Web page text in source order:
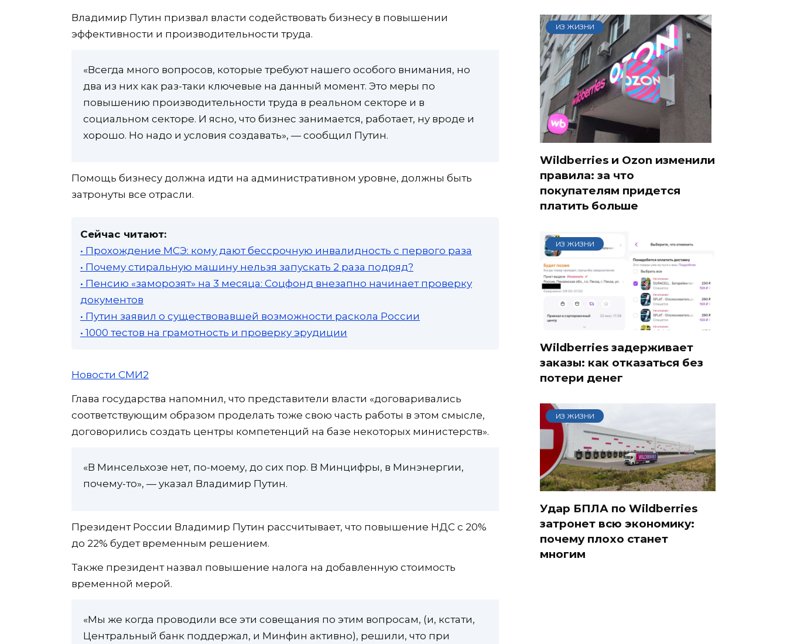
Владимир Путин призвал власти содействовать бизнесу в повышении
эффективности и производительности труда.
«Всегда много вопросов, которые требуют нашего особого внимания, но
два из них как раз-таки ключевые на данный момент. Это меры по
повышению производительности труда в реальном секторе и в
социальном секторе. И ясно, что бизнес занимается, работает, ну вроде и
хорошо. Но надо и условия создавать», — сообщил Путин.
Помощь бизнесу должна идти на административном уровне, должны быть
затронуты все отрасли.
Сейчас читают:
• Прохождение МСЭ: кому дают бессрочную инвалидность с первого раза
• Почему стиральную машину нельзя запускать 2 раза подряд?
• Пенсию «заморозят» на 3 месяца: Соцфонд внезапно начинает проверку
документов
• Путин заявил о существовавшей возможности раскола России
• 1000 тестов на грамотность и проверку эрудиции
Новости СМИ2
Глава государства напомнил, что представители власти «договаривались
соответствующим образом проделать тоже свою часть работы в этом смысле,
договорились создать центры компетенций на базе некоторых министерств».
«В Минсельхозе нет, по-моему, до сих пор. В Минцифры, в Минэнергии,
почему-то», — указал Владимир Путин.
Президент России Владимир Путин рассчитывает, что повышение НДС с 20%
до 22% будет временным решением.
Также президент назвал повышение налога на добавленную стоимость
временной мерой.
«Мы же когда проводили все эти совещания по этим вопросам, (и, кстати,
Центральный банк поддержал, и Минфин активно), решили, что при
ИЗ ЖИЗНИ
Wildberries и Ozon изменили
правила: за что
покупателям придется
платить больше
ИЗ ЖИЗНИ
Wildberries задерживает
заказы: как отказаться без
потери денег
ИЗ ЖИЗНИ
Удар БПЛА по Wildberries
затронет всю экономику:
почему плохо станет
многим